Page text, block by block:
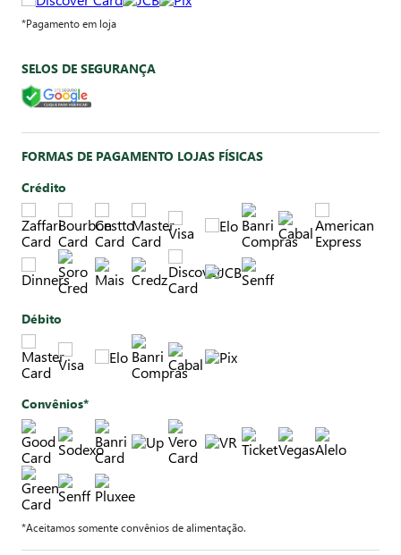
*Pagamento em loja
SELOS DE SEGURANÇA
FORMAS DE PAGAMENTO LOJAS FÍSICAS
Crédito
Débito
Convênios*
*Aceitamos somente convênios de alimentação.